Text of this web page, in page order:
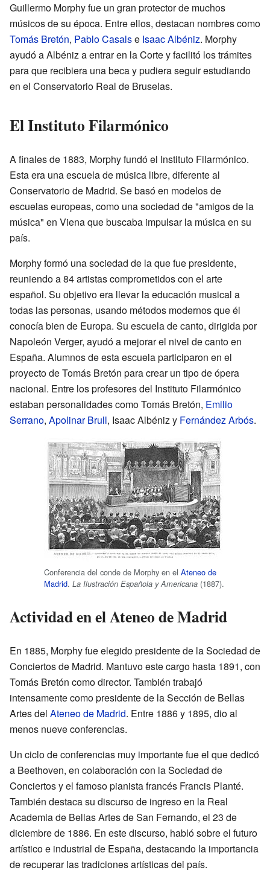
Guillermo Morphy fue un gran protector de muchos
músicos de su época. Entre ellos, destacan nombres como
Tomás Bretón, Pablo Casalse Isaac Albéniz. Morphy
ayudó a Albéniz a entrar en la Corte y facilitó los trámites
para que recibiera una beca y pudiera seguir estudiando
en el Conservatorio Real de Bruselas.
El Instituto Filarmónico
A finales de 1883, Morphy fundó el Instituto Filarmónico.
Esta era una escuela de música libre, diferente al
Conservatorio de Madrid. Se basó en modelos de
escuelas europeas, como una sociedad de "amigos de la
música" en Viena que buscaba impulsar la música en su
país.
Morphy formó una sociedad de la que fue presidente,
reuniendo a 84 artistas comprometidos con el arte
español. Su objetivo era llevar la educación musical a
todas las personas, usando métodos modernos que él
conocía bien de Europa. Su escuela de canto, dirigida por
Napoleón Verger, ayudó a mejorar el nivel de canto en
España. Alumnos de esta escuela participaron en el
proyecto de Tomás Bretón para crear un tipo de ópera
nacional. Entre los profesores del Instituto Filarmónico
estaban personalidades como Tomás Bretón, Emilio
Serrano, Apolinar Brull, Isaac Albéniz y Fernández Arbós.
Conferencia del conde de Morphy en el Ateneo de
Madrid. La Ilustración Española y Americana (1887).
Actividad en el Ateneo de Madrid
En 1885, Morphy fue elegido presidente de la Sociedad de
Conciertos de Madrid. Mantuvo este cargo hasta 1891, con
Tomás Bretón como director. También trabajó
intensamente como presidente de la Sección de Bellas
Artes del Ateneo de Madrid. Entre 1886 y 1895, dio al
menos nueve conferencias.
Un ciclo de conferencias muy importante fue el que dedicó
a Beethoven, en colaboración con la Sociedad de
Conciertos y el famoso pianista francés Francis Planté.
También destaca su discurso de ingreso en la Real
Academia de Bellas Artes de San Fernando, el 23 de
diciembre de 1886. En este discurso, habló sobre el futuro
artístico e industrial de España, destacando la importancia
de recuperar las tradiciones artísticas del país.